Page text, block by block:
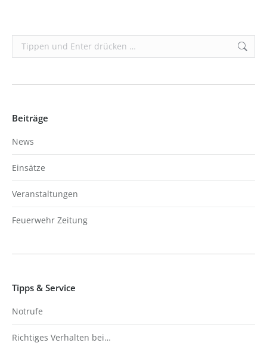
Search:
Beiträge
News
Einsätze
Veranstaltungen
Feuerwehr Zeitung
Tipps & Service
Notrufe
Richtiges Verhalten bei…